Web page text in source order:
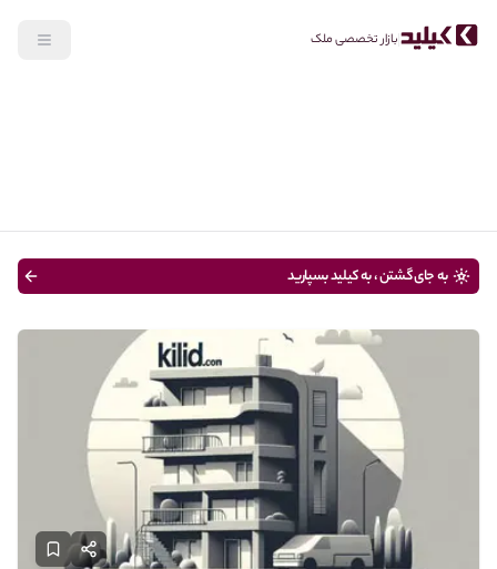
بازار تخصصی ملک جستجو
به جای گشتن ، به کیلید بسپارید